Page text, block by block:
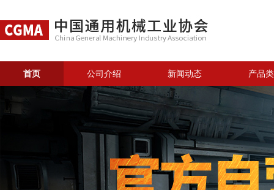
首页 公司介绍 新闻动态 产品